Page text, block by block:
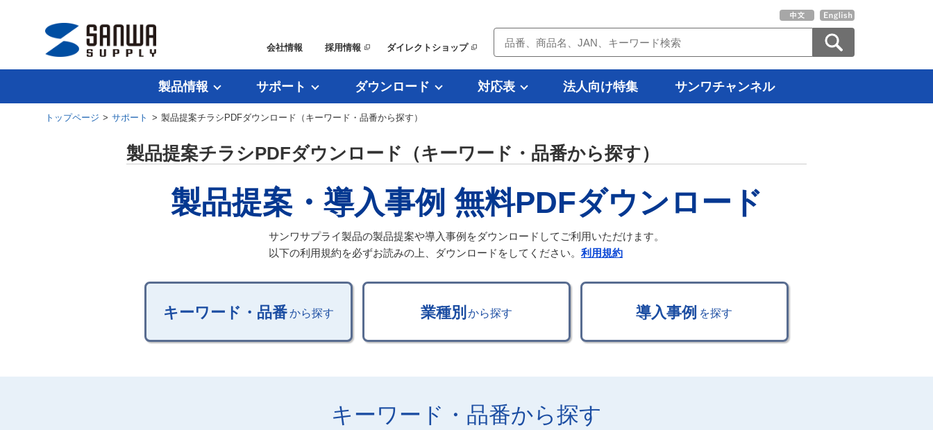
会社情報 採用情報 ダイレクトショップ
製品情報 サポート ダウンロード 対応表 法人向け特集 サンワチャンネル
トップページ >サポート > 製品提案チラシPDFダウンロード（キーワード・品番から探す）
製品提案チラシPDFダウンロード（キーワード・品番から探す）
製品提案・導入事例 無料PDFダウンロード
サンワサプライ製品の製品提案や導入事例をダウンロードしてご利用いただけます。
以下の利用規約を必ずお読みの上、ダウンロードをしてください。 利用規約
キーワード・品番から探す 業種別 から探す 導入事例 を探す
キーワード・品番から探す